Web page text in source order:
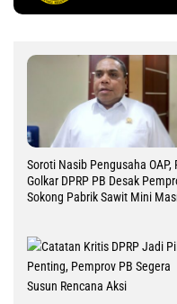
Soroti Nasib Pengusaha OAP,
Golkar DPRP PB Desak
Sokong Pabrik Sawit Mini